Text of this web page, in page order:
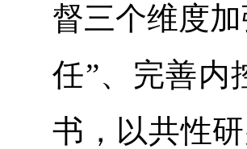
督三个维度
任”、完善内
书，以共性